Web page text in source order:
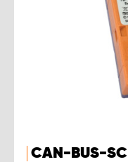
CAN-BUS-